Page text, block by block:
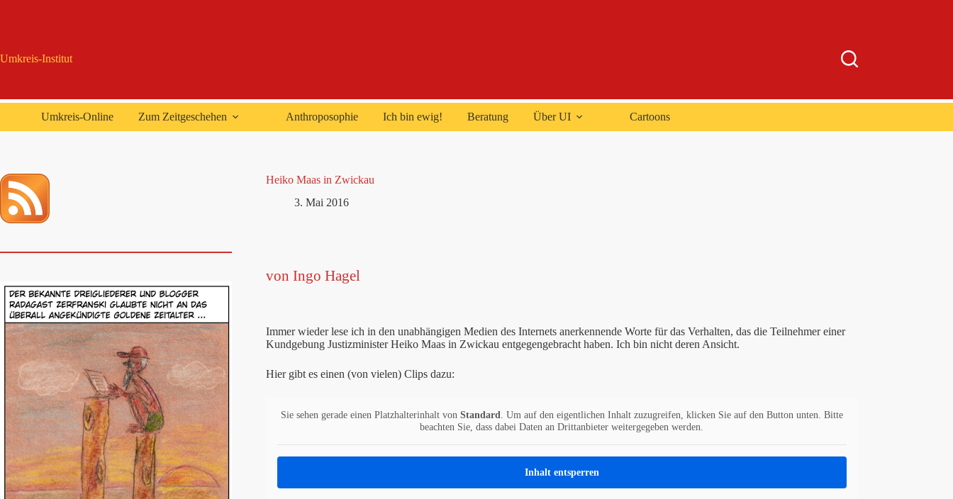
Umkreis-Institut
Umkreis-Online Zum Zeitgeschehen Anthroposophie Ich bin ewig! Beratung Über UI Cartoons
Heiko Maas in Zwickau
3. Mai 2016
von Ingo Hagel
Immer wieder lese ich in den unabhängigen Medien des Internets anerkennende Worte für das Verhalten, das die Teilnehmer einer
Kundgebung Justizminister Heiko Maas in Zwickau entgegengebracht haben. Ich bin nicht deren Ansicht.
Hier gibt es einen (von vielen) Clips dazu:
Sie sehen gerade einen Platzhalterinhalt von Standard
. Um auf den eigentlichen Inhalt zuzugreifen, klicken Sie auf den Button unten. Bitte
beachten Sie, dass dabei Daten an Drittanbieter weitergegeben werden.
Inhalt entsperren